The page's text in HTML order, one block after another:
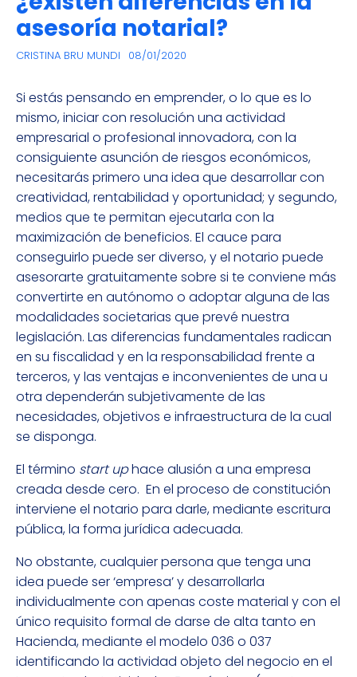
asesoría notarial?
CRISTINA BRU MUNDI 08/01/2020
Si estás pensando en emprender, o lo que es lo
mismo, iniciar con resolución una actividad
empresarial o profesional innovadora, con la
consiguiente asunción de riesgos económicos,
necesitarás primero una idea que desarrollar con
creatividad, rentabilidad y oportunidad; y segundo,
medios que te permitan ejecutarla con la
maximización de beneficios. El cauce para
conseguirlo puede ser diverso, y el notario puede
asesorarte gratuitamente sobre si te conviene más
convertirte en autónomo o adoptar alguna de las
modalidades societarias que prevé nuestra
legislación. Las diferencias fundamentales radican
en su fiscalidad y en la responsabilidad frente a
terceros, y las ventajas e inconvenientes de una u
otra dependerán subjetivamente de las
necesidades, objetivos e infraestructura de la cual
se disponga.
El término start uphace alusión a una empresa
creada desde cero. En el proceso de constitución
interviene el notario para darle, mediante escritura
pública, la forma jurídica adecuada.
No obstante, cualquier persona que tenga una
idea puede ser ‘empresa’ y desarrollarla
individualmente con apenas coste material y con el
único requisito formal de darse de alta tanto en
Hacienda, mediante el modelo 036 o 037
identificando la actividad objeto del negocio en el